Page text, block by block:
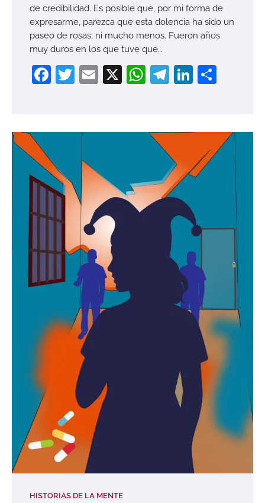
de credibilidad. Es posible que, por mi forma de
expresarme, parezca que esta dolencia ha sido un
paseo de rosas; ni mucho menos. Fueron años
muy duros en los que tuve que…
Facebook
Twitter
Email
X WhatsApp
Telegram
HISTORIAS DE LA MENTE